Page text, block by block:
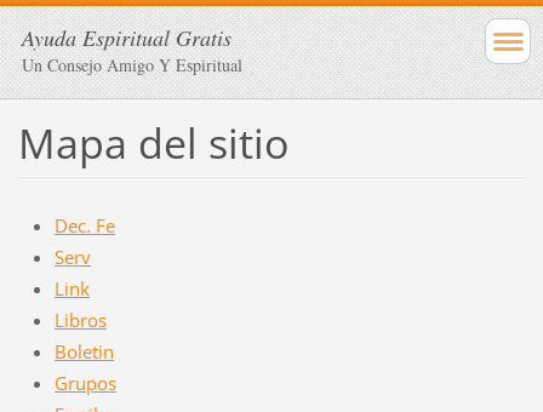
Ayuda Espiritual Gratis
Un Consejo Amigo Y Espiritual
Mapa del sitio
Dec. Fe
Serv
Link
Libros
Boletin
Grupos